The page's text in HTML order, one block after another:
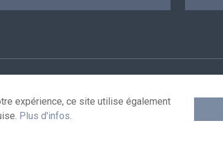
expérience, ce site utilise également
Plus d'infos.